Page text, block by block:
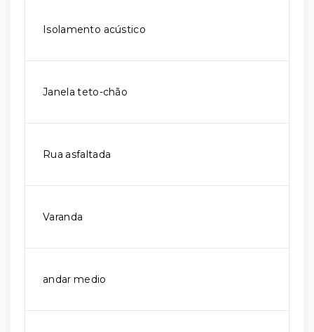
Isolamento acústico
Janela teto-chão
Rua asfaltada
Varanda
andar medio